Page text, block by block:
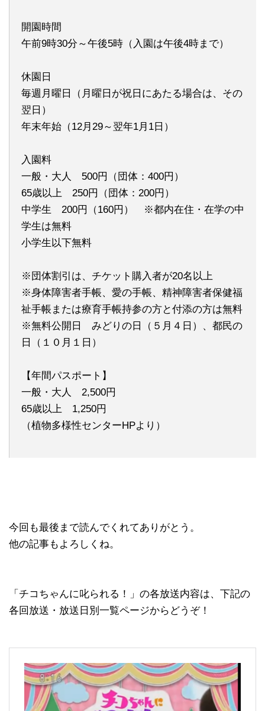
開園時間
午前9時30分～午後5時（入園は午後4時まで）
休園日
毎週月曜日（月曜日が祝日にあたる場合は、その
翌日）
年末年始（12月29～翌年1月1日）
入園料
一般・大人 500円（団体：400円）
65歳以上 250円（団体：200円）
中学生 200円（160円） ※都内在住・在学の中
学生は無料
小学生以下無料
※団体割引は、チケット購入者が20名以上
※身体障害者手帳、愛の手帳、精神障害者保健福
祉手帳または療育手帳持参の方と付添の方は無料
※無料公開日 みどりの日（５月４日）、都民の
日（１０月１日）
【年間パスポート】
一般・大人 2,500円
65歳以上 1,250円
（植物多様性センターHPより）
今回も最後まで読んでくれてありがとう。
他の記事もよろしくね。
「チコちゃんに叱られる！」の各放送内容は、下記の
各回放送・放送日別一覧ページからどうぞ！